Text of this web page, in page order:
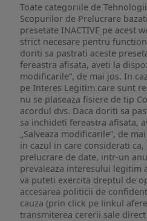
Toate categoriile de
Scopurilor de Prelucrare
presetate INACTIVE pe acest
strict necesare pentru
doriti sa pastrati aceste
fereastra afisata, aveti la
modificarile”, de mai jos. In
pe Interes Legitim care sunt
nu se plaseaza fisiere de tip
acordul dvs. Daca doriti sa
sa inchideti fereastra afisata,
„Salveaza modificarile”, de
in cazul in care considerati
prelucrare de date, intr-un
prevaleaza interesului legitim
va puteti exercita dreptul de
accesarea politicii de
cauza (prin click pe linkul
transmiterea cererii sale